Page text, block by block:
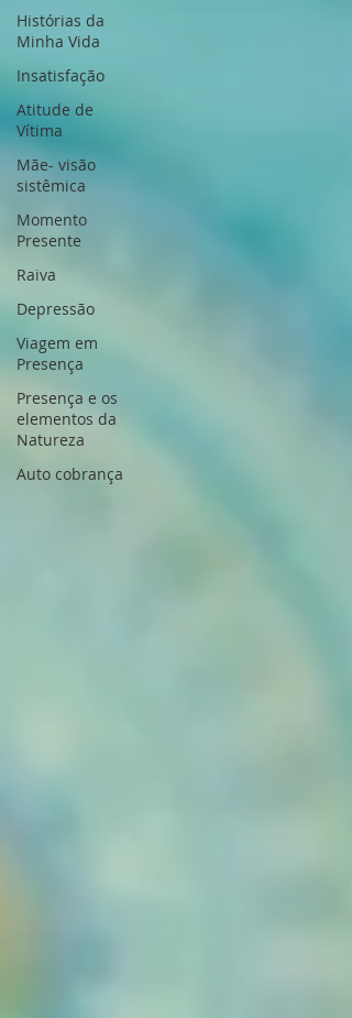
Histórias da
Minha Vida
Insatisfação
Atitude de
Vítima
Mãe- visão
sistêmica
Momento
Presente
Raiva
Depressão
Viagem em
Presença
Presença e os
elementos da
Natureza
Auto cobrança